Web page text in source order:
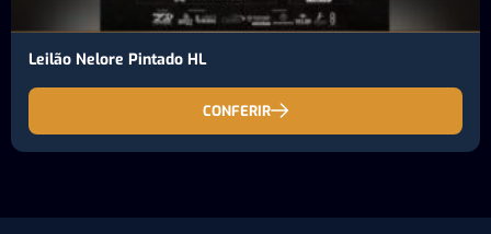
Leilão Nelore Pintado HL
CONFERIR